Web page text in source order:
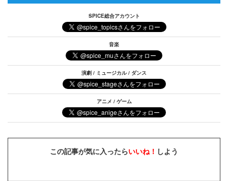
SPICE総合アカウント
音楽
演劇 / ミュージカル / ダンス
アニメ / ゲーム
この記事が気に入ったらいいね！ しよう